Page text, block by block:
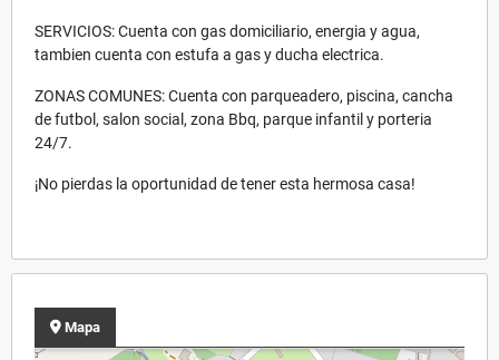
SERVICIOS: Cuenta con gas domiciliario, energia y agua,
tambien cuenta con estufa a gas y ducha electrica.
ZONAS COMUNES: Cuenta con parqueadero, piscina, cancha
de futbol, salon social, zona Bbq, parque infantil y porteria
24/7.
¡No pierdas la oportunidad de tener esta hermosa casa!
Mapa